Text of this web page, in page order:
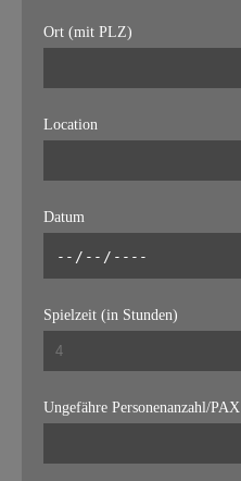
Ort (mit PLZ)
Location
Datum
Spielzeit (in Stunden)
Ungefähre Personenanzahl/PAX